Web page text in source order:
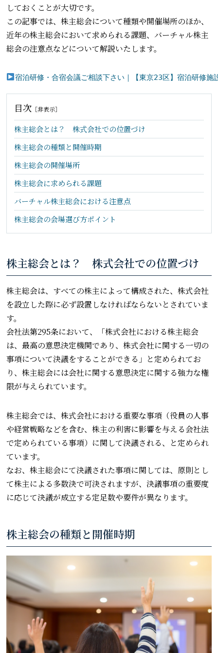
しておくことが大切です。
この記事では、株主総会について種類や開催場所のほか、
近年の株主総会において求められる課題、バーチャル株主
総会の注意点などについて解説いたします。
宿泊研修・合宿会議ご相談下さい｜【東京23区】宿泊研
目次 ［非表示］
株主総会とは？ 株式会社での位置づけ
株主総会の種類と開催時期
株主総会の開催場所
株主総会に求められる課題
バーチャル株主総会における注意点
株主総会の会場選び方ポイント
株主総会とは？ 株式会社での位置づけ
株主総会は、すべての株主によって構成された、株式会社
を設立した際に必ず設置しなければならないとされていま
す。
会社法第295条において、「株式会社における株主総会
は、最高の意思決定機関であり、株式会社に関する一切の
事項について決議をすることができる」と定められてお
り、株主総会には会社に関する意思決定に関する強力な権
限が与えられています。
株主総会では、株式会社における重要な事項（役員の人事
や経営戦略などを含む、株主の利害に影響を与える会社法
で定められている事項）に関して決議される、と定められ
ています。
なお、株主総会にて決議された事項に関しては、原則とし
て株主による多数決で可決されますが、決議事項の重要度
に応じて決議が成立する定足数や要件が異なります。
株主総会の種類と開催時期